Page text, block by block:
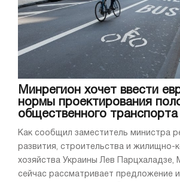
Минрегион хочет ввести
нормы проектирования
общественного транспорта
Как сообщил заместитель министра
развития, строительства и жилищно-
хозяйства Украины Лев Парцхаладзе,
сейчас рассматривает предложение